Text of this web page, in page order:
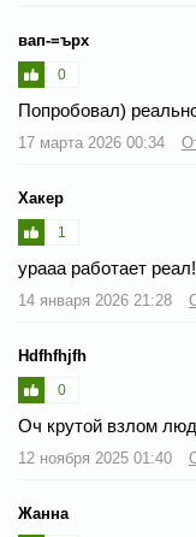
вап-=ърх
0
Попробовал)
17 марта 2026 00:34
Хакер
1
урааа работает
14 января 2026 21:28
Hdfhfhjfh
0
Оч крутой взлом
12 ноября 2025 01:40
Жанна